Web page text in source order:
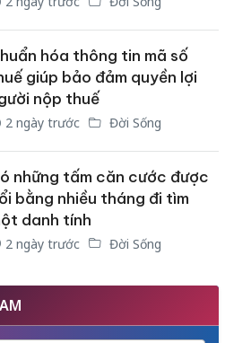
hóa thông tin mã số
giúp bảo đảm quyền lợi
nộp thuế
2 ngày trước Đời Sống
những tấm căn cước được
bằng nhiều tháng đi tìm
danh tính
2 ngày trước Đời Sống